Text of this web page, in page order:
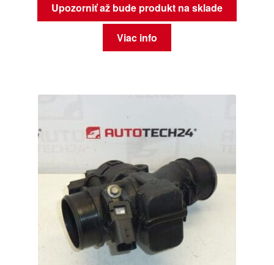
Upozorniť až bude produkt na sklade
Viac info